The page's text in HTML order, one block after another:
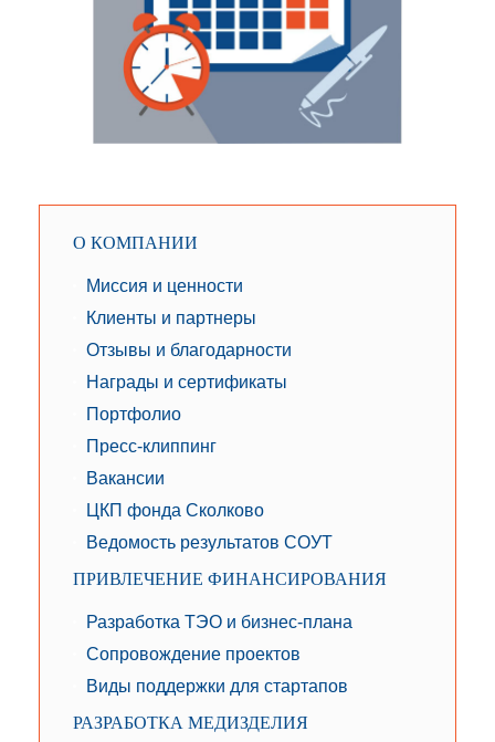
О КОМПАНИИ
Миссия и ценности
Клиенты и партнеры
Отзывы и благодарности
Награды и сертификаты
Портфолио
Пресс-клиппинг
Вакансии
ЦКП фонда Сколково
Ведомость результатов СОУТ
ПРИВЛЕЧЕНИЕ ФИНАНСИРОВАНИЯ
Разработка ТЭО и бизнес-плана
Сопровождение проектов
Виды поддержки для стартапов
РАЗРАБОТКА МЕДИЗДЕЛИЯ